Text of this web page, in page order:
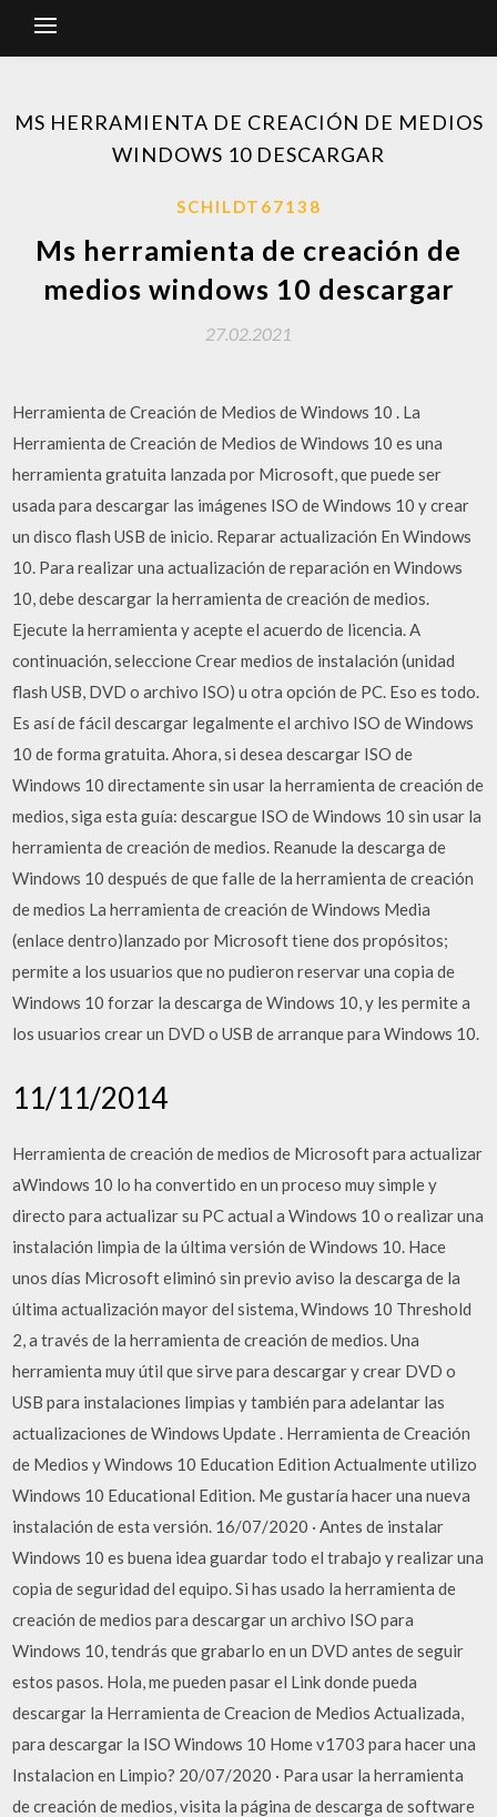
MS HERRAMIENTA DE CREACIÓN DE MEDIOS
WINDOWS 10 DESCARGAR
SCHILDT67138
Ms herramienta de creación de
medios windows 10 descargar
27.02.2021
Herramienta de Creación de Medios de Windows 10 . La
Herramienta de Creación de Medios de Windows 10 es una
herramienta gratuita lanzada por Microsoft, que puede ser
usada para descargar las imágenes ISO de Windows 10 y crear
un disco flash USB de inicio. Reparar actualización En Windows
10. Para realizar una actualización de reparación en Windows
10, debe descargar la herramienta de creación de medios.
Ejecute la herramienta y acepte el acuerdo de licencia. A
continuación, seleccione Crear medios de instalación (unidad
flash USB, DVD o archivo ISO) u otra opción de PC. Eso es todo.
Es así de fácil descargar legalmente el archivo ISO de Windows
10 de forma gratuita. Ahora, si desea descargar ISO de
Windows 10 directamente sin usar la herramienta de creación de
medios, siga esta guía: descargue ISO de Windows 10 sin usar la
herramienta de creación de medios. Reanude la descarga de
Windows 10 después de que falle de la herramienta de creación
de medios La herramienta de creación de Windows Media
(enlace dentro)lanzado por Microsoft tiene dos propósitos;
permite a los usuarios que no pudieron reservar una copia de
Windows 10 forzar la descarga de Windows 10, y les permite a
los usuarios crear un DVD o USB de arranque para Windows 10.
11/11/2014
Herramienta de creación de medios de Microsoft para actualizar
aWindows 10 lo ha convertido en un proceso muy simple y
directo para actualizar su PC actual a Windows 10 o realizar una
instalación limpia de la última versión de Windows 10. Hace
unos días Microsoft eliminó sin previo aviso la descarga de la
última actualización mayor del sistema, Windows 10 Threshold
2, a través de la herramienta de creación de medios. Una
herramienta muy útil que sirve para descargar y crear DVD o
USB para instalaciones limpias y también para adelantar las
actualizaciones de Windows Update . Herramienta de Creación
de Medios y Windows 10 Education Edition Actualmente utilizo
Windows 10 Educational Edition. Me gustaría hacer una nueva
instalación de esta versión. 16/07/2020 · Antes de instalar
Windows 10 es buena idea guardar todo el trabajo y realizar una
copia de seguridad del equipo. Si has usado la herramienta de
creación de medios para descargar un archivo ISO para
Windows 10, tendrás que grabarlo en un DVD antes de seguir
estos pasos. Hola, me pueden pasar el Link donde pueda
descargar la Herramienta de Creacion de Medios Actualizada,
para descargar la ISO Windows 10 Home v1703 para hacer una
Instalacion en Limpio? 20/07/2020 · Para usar la herramienta
de creación de medios, visita la página de descarga de software